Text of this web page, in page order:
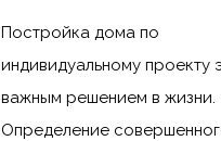
Постройка дома по
индивидуальному проекту
важным решением в жизни.
Определение